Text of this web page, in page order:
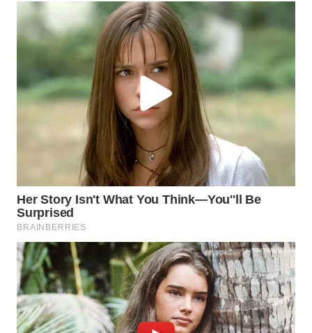
WN
DAIRI
WN
DANAU
TOBA
WN
WN
LANGKAT
WN
TAPANULI
SELATAN
WN
TANJUNG